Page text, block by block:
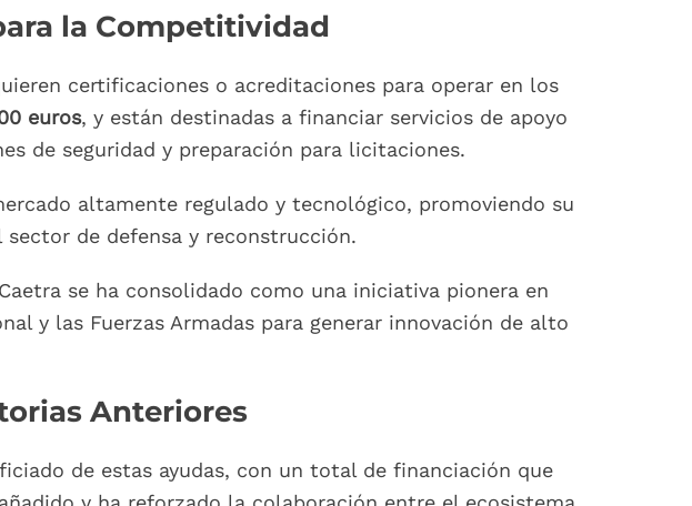
la Competitividad
certificaciones o acreditaciones para operar en los
euros, y están destinadas a financiar servicios de apoyo
de seguridad y preparación para licitaciones.
altamente regulado y tecnológico, promoviendo su
de defensa y reconstrucción.
se ha consolidado como una iniciativa pionera en
y las Fuerzas Armadas para generar innovación de alto
Anteriores
de estas ayudas, con un total de financiación que